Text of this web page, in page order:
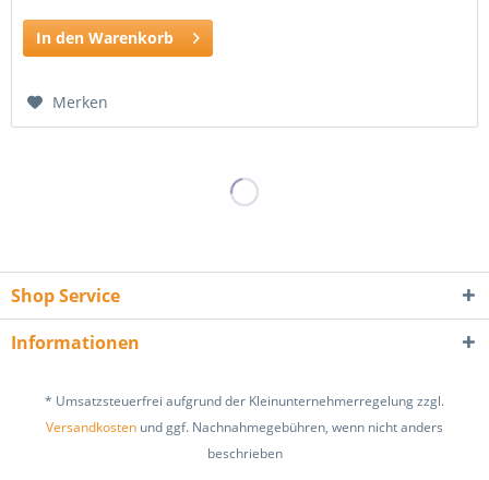
In den Warenkorb
Merken
Shop Service
Informationen
* Umsatzsteuerfrei aufgrund der Kleinunternehmerregelung zzgl.
Versandkosten und ggf. Nachnahmegebühren, wenn nicht anders
beschrieben